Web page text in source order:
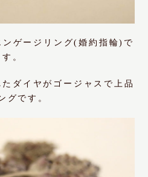
ゲージリング(婚約指輪)で
す。
ダイヤがゴージャスで上品
グです。